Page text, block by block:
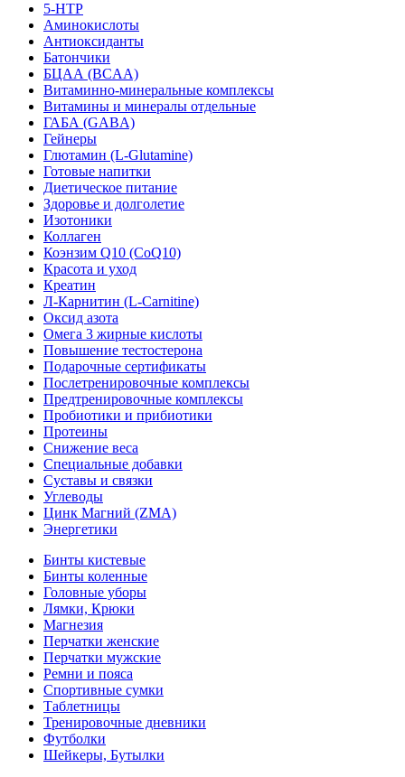
5-HTP
Аминокислоты
Антиоксиданты
Батончики
БЦАА (BCAA)
Витаминно-минеральные комплексы
Витамины и минералы отдельные
ГАБА (GABA)
Гейнеры
Глютамин (L-Glutamine)
Готовые напитки
Диетическое питание
Здоровье и долголетие
Изотоники
Коллаген
Коэнзим Q10 (CoQ10)
Красота и уход
Креатин
Л-Карнитин (L-Сarnitine)
Оксид азота
Омега 3 жирные кислоты
Повышение тестостерона
Подарочные сертификаты
Послетренировочные комплексы
Предтренировочные комплексы
Пробиотики и прибиотики
Протеины
Снижение веса
Специальные добавки
Суставы и связки
Углеводы
Цинк Магний (ZMA)
Энергетики
Бинты кистевые
Бинты коленные
Головные уборы
Лямки, Крюки
Магнезия
Перчатки женские
Перчатки мужские
Ремни и пояса
Спортивные сумки
Таблетницы
Тренировочные дневники
Футболки
Шейкеры, Бутылки